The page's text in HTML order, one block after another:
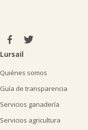
Lursail
Quiénes somos
Guía de transparencia
Servicios ganadería
Servicios agricultura